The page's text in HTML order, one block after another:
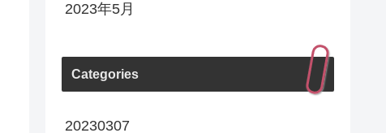
2023年5月
Categories
20230307